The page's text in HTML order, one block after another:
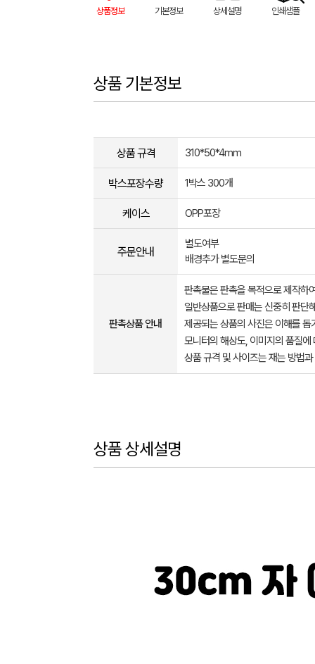
상품정보 기본정보 상세설명 인쇄샘플
상품 기본정보
상품 규격 310*50*4mm
박스포장수량 1박스 300개
케이스 OPP포장
주문안내
별도여부
배경추가 별도문의
판촉상품 안내
판촉물은 판촉을 목적으로 제작하
일반상품으로 판매는 신중히 판단
제공되는 상품의 사진은 이해를
모니터의 해상도, 이미지의 품질
상품 규격 및 사이즈는 재는 방법
상품 상세설명